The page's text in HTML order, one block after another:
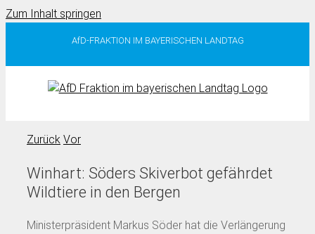
Zum Inhalt springen
AfD-FRAKTION IM BAYERISCHEN LANDTAG
Zurück Vor
Winhart: Söders Skiverbot gefährdet
Wildtiere in den Bergen
Ministerpräsident Markus Söder hat die Verlängerung